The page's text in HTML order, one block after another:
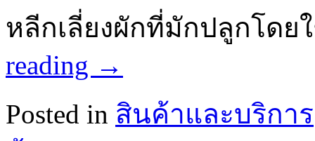
หลีกเลี่ยงผักที่มักปลูกโด
reading →
Posted in สินค้าและบริการ